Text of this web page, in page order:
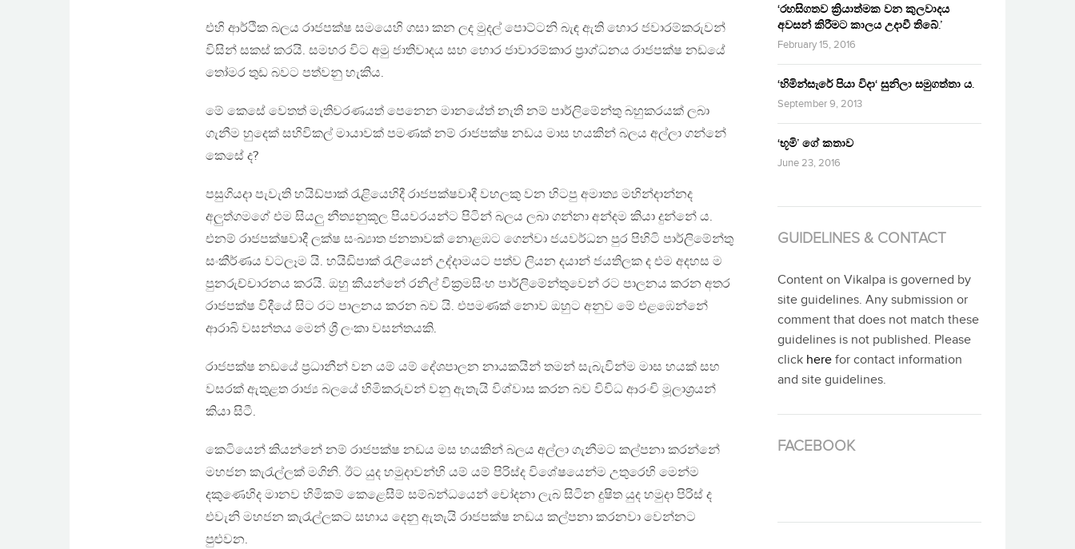
එහි ආර්ථික බලය රාජපක්ෂ සමයෙහි ගසා කන ලද මුදල් පොට්ටනි බැඳ ඇති හොර ජවාරම්කරුවන්
විසින් සකස් කරයි. සමහර විට අමු ජාතිවාදය සහ හොර ජාවාරම්කාර ප්‍රාග්ධනය රාජපක්ෂ නඩයේ
තෝමර තුඩ බවට පත්වනු හැකිය.
මේ කෙසේ වෙතත් මැතිවරණයත් පෙනෙන මානයේත් නැති නම් පාර්ලිමේන්තු බහුකරයක් ලබා
ගැනීම හුදෙක් සහිවිකල් මායාවක් පමණක් නම් රාජපක්ෂ නඩය මාස හයකින් බලය අල්ලා ගන්නේ
කෙසේ ද?
පසුගියදා පැවැති හයිඩ්පාක් රැළියෙහිදී රාජපක්ෂවාදී වහලකු වන හිටපු අමාත්‍ය මහින්දාන්නද
අලුත්ගමගේ එම සියලු නීත්‍යනුකූල පියවරයන්ට පිටින් බලය ලබා ගන්නා අන්දම කියා දුන්නේ ය.
එනම් රාජපක්ෂවාදී ලක්ෂ සංඛ්‍යාත ජනතාවක් නොළඹට ගෙන්වා ජයවර්ධන පුර පිහිටි පාර්ලිමේන්තු
සංකීර්ණය වටලෑම යි. හයිඩිපාක් රැලියෙන් උද්දාමයට පත්ව ලියන දයාන් ජයතිලක ද එම අදහස ම
පුනරුච්චාරනය කරයි. ඔහු කියන්නේ රනිල් වික්‍රමසිංහ පාර්ලිමේන්තුවෙන් රට පාලනය කරන අතර
රාජපක්ෂ විදීයේ සිට රට පාලනය කරන බව යි. එපමණක් නොව ඔහුට අනුව මේ එළඹෙන්නේ
ආරාබි වසන්තය මෙන් ශ්‍රී ලංකා වසන්තයකි.
රාජපක්ෂ නඩයේ ප්‍රධානීන් වන යම් යම් දේශපාලන නායකයින් තමන් සැබැවින්ම මාස හයක් සහ
වසරක් ඇතුළත රාජ්‍ය බලයේ හිමිකරුවන් වනු ඇතැයි විශ්වාස කරන බව විවිධ ආරංචි මූලාශ්‍රයන්
කියා සිටී.
කෙටියෙන් කියන්නේ නම් රාජපක්ෂ නඩය මස හයකින් බලය අල්ලා ගැනීමට කල්පනා කරන්නේ
මහජන කැරැල්ලක් මගිනි. ඊට යුද හමුදාවන්හි යම් යම් පිරිස්ද විශේෂයෙන්ම උතුරෙහි මෙන්ම
දකුණෙහිද මානව හිමිකම් කෙළෙසීම් සම්බන්ධයෙන් චෝදනා ලැබ සිටින දුෂිත යුද හමුදා පිරිස් ද
එවැනි මහජන කැරැල්ලකට සහාය දෙනු ඇතැයි රාජපක්ෂ නඩය කල්පනා කරනවා වෙන්නට
පුළුවන.
‘රහසිගතව ක්‍රියාත්මක වන කුලවාදය
අවසන් කිරීමට කාලය උදාවී තිබේ.’
February 15, 2016
‘හිමින්සැරේ පියා විදා‘ සුනිලා සමුගත්තා ය.
September 9, 2013
‘භූමි’ ගේ කතාව
June 23, 2016
GUIDELINES & CONTACT
Content on Vikalpa is governed by
site guidelines. Any submission or
comment that does not match these
guidelines is not published. Please
click here for contact information
and site guidelines.
FACEBOOK